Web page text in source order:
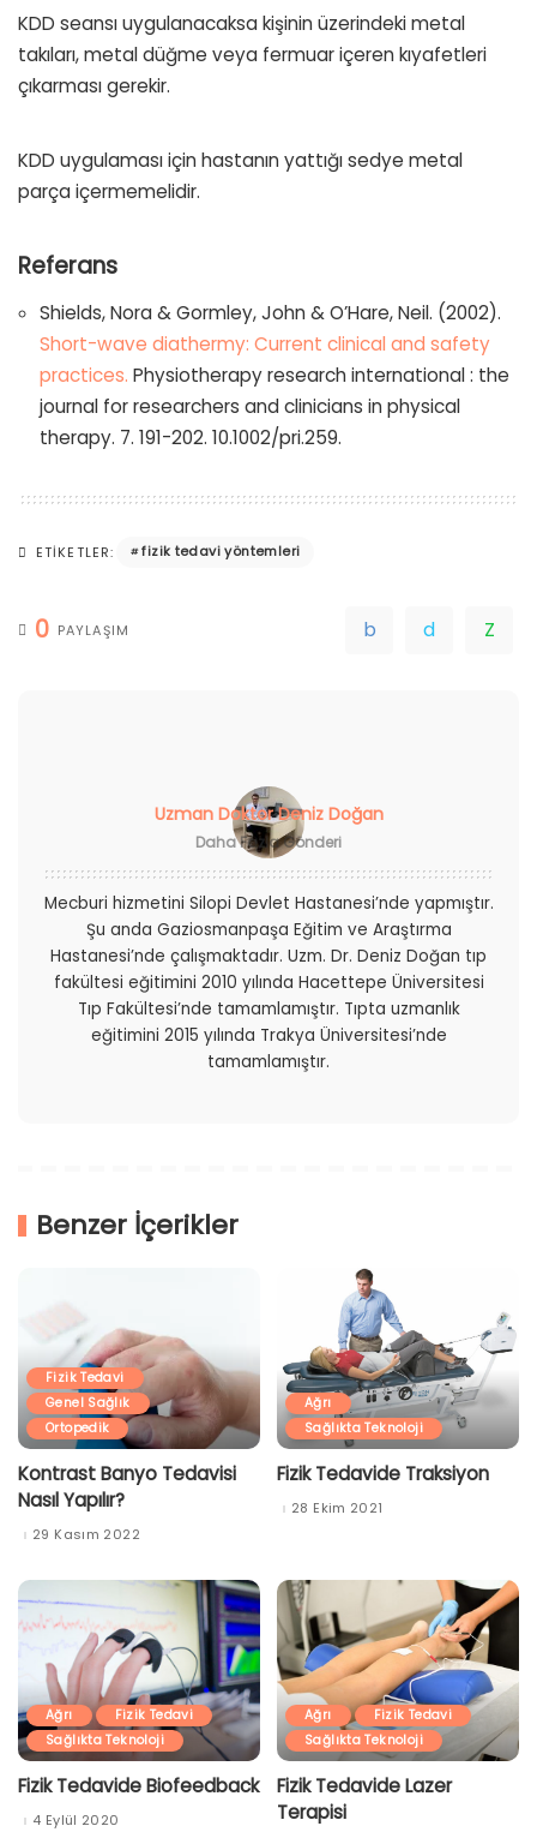
KDD seansı uygulanacaksa kişinin üzerindeki metal
takıları, metal düğme veya fermuar içeren kıyafetleri
çıkarması gerekir.
KDD uygulaması için hastanın yattığı sedye metal
parça içermemelidir.
Referans
Shields, Nora & Gormley, John & O’Hare, Neil. (2002).
Short-wave diathermy: Current clinical and safety
practices. Physiotherapy research international : the
journal for researchers and clinicians in physical
therapy. 7. 191-202. 10.1002/pri.259.
ETIKETLER: fizik tedavi yöntemleri
0 PAYLAŞIM
Uzman Doktor Deniz Doğan
Daha Fazla Gönderi
Mecburi hizmetini Silopi Devlet Hastanesi’nde yapmıştır.
Şu anda Gaziosmanpaşa Eğitim ve Araştırma
Hastanesi’nde çalışmaktadır. Uzm. Dr. Deniz Doğan tıp
fakültesi eğitimini 2010 yılında Hacettepe Üniversitesi
Tıp Fakültesi’nde tamamlamıştır. Tıpta uzmanlık
eğitimini 2015 yılında Trakya Üniversitesi’nde
tamamlamıştır.
Benzer İçerikler
Fizik Tedavi
Genel Sağlık
Ortopedik
Kontrast Banyo Tedavisi
Nasıl Yapılır?
29 Kasım 2022
Ağrı
Sağlıkta Teknoloji
Fizik Tedavide Traksiyon
28 Ekim 2021
Ağrı
Fizik Tedavi
Sağlıkta Teknoloji
Fizik Tedavide Biofeedback
4 Eylül 2020
Ağrı
Fizik Tedavi
Sağlıkta Teknoloji
Fizik Tedavide Lazer
Terapisi